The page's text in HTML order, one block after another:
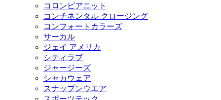
コロンビアニット
コンチネンタル クロージング
コンフォートカラーズ
サーカル
ジェイ アメリカ
シティラブ
ジャージーズ
シャカウェア
スナップンウエア